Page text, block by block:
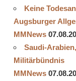
Keine
Augsburger
MMNews
Saudi-
Militärbündnis
MMNews